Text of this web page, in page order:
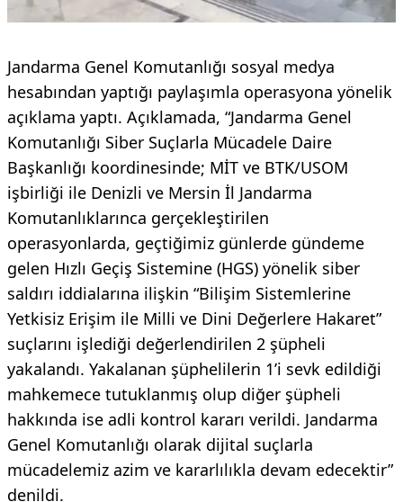
Jandarma Genel Komutanlığı sosyal medya
hesabından yaptığı paylaşımla operasyona yönelik
açıklama yaptı. Açıklamada, “Jandarma Genel
Komutanlığı Siber Suçlarla Mücadele Daire
Başkanlığı koordinesinde; MİT ve BTK/USOM
işbirliği ile Denizli ve Mersin İl Jandarma
Komutanlıklarınca gerçekleştirilen
operasyonlarda, geçtiğimiz günlerde gündeme
gelen Hızlı Geçiş Sistemine (HGS) yönelik siber
saldırı iddialarına ilişkin “Bilişim Sistemlerine
Yetkisiz Erişim ile Milli ve Dini Değerlere Hakaret”
suçlarını işlediği değerlendirilen 2 şüpheli
yakalandı. Yakalanan şüphelilerin 1’i sevk edildiği
mahkemece tutuklanmış olup diğer şüpheli
hakkında ise adli kontrol kararı verildi. Jandarma
Genel Komutanlığı olarak dijital suçlarla
mücadelemiz azim ve kararlılıkla devam edecektir”
denildi.